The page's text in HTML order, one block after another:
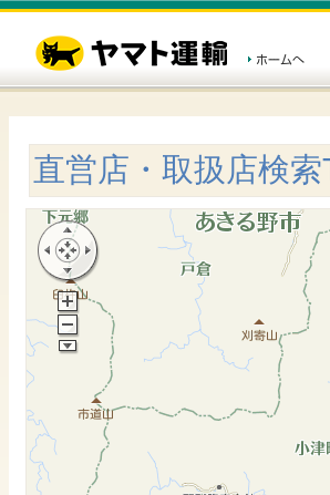
直営店・取扱店検索